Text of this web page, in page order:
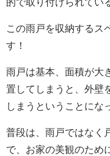
的で取り付けられてい
この雨戸を収納するス
す！
雨戸は基本、面積が大
置してしまうと、外壁
しまうということにな
普段は、雨戸ではなく
で、お家の美観のため